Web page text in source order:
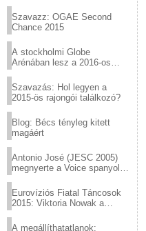
Szavazz: OGAE Second
Chance 2015
A stockholmi Globe
Arénában lesz a 2016-os
Szavazás: Hol legyen a
2015-ös rajongói találkozó?
Blog: Bécs tényleg kitett
magáért
Antonio José (JESC 2005)
megnyerte a Voice spanyol
Eurovíziós Fiatal Táncosok
2015: Viktoria Nowak a
A megállíthatatlanok: